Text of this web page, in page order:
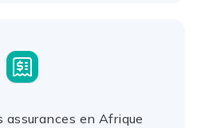
assurances en Afrique